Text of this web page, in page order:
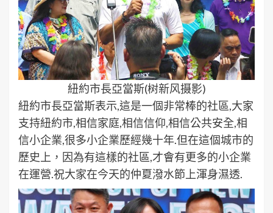
紐約市長亞當斯(树新风摄影)
紐約市長亞當斯表示,這是一個非常棒的社區,大家
支持紐約市,相信家庭,相信信仰,相信公共安全,相
信小企業,很多小企業歷經幾十年.但在這個城市的
歷史上，因為有這樣的社區,才會有更多的小企業
在運營.祝大家在今天的仲夏潑水節上渾身濕透.